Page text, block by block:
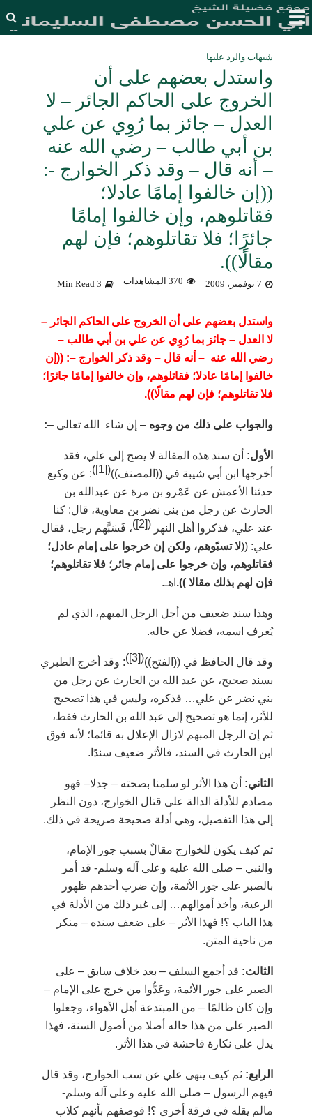
شبهات والرد عليها
واستدل بعضهم على أن
الخروج على الحاكم الجائر – لا
العدل – جائز بما رُوِي عن علي
بن أبي طالب – رضي الله عنه
– أنه قال – وقد ذكر الخوارج -:
((إن خالفوا إمامًا عادلا؛
فقاتلوهم، وإن خالفوا إمامًا
جائرًا؛ فلا تقاتلوهم؛ فإن لهم
مقالًا)).
7 نوفمبر، 2009 370 المشاهدات 3 Min Read
واستدل بعضهم على أن الخروج على الحاكم الجائر–
لا العدل– جائز بما رُوِي عن علي بن أبي طالب–
رضي الله عنه – أنه قال– وقد ذكر الخوارج–: ((إن
خالفوا إمامًا عادلا؛ فقاتلوهم، وإن خالفوا إمامًا جائرًا؛
فلا تقاتلوهم؛ فإن لهم مقالًا)).
والجواب على ذلك من وجوه– إن شاء الله تعالى –:
الأول: أن سند هذه المقالة لا يصح إلى علي، فقد
أخرجها ابن أبي شيبة في ((المصنف))(
[1]
): عن وكيع
حدثنا الأعمش عن عَمْرو بن مرة عن عبدالله بن
الحارث عن رجل من بني نضر بن معاوية، قال: كنا
عند علي، فذكروا أهل النهر(
[2]
)، فَسَبَّهم رجل، فقال
علي: ((لا تسبّوهم، ولكن إن خرجوا على إمام عادل؛
فقاتلوهم، وإن خرجوا على إمام جائر؛ فلا تقاتلوهم؛
فإن لهم بذلك مقالا )). اهـ.
وهذا سند ضعيف من أجل الرجل المبهم، الذي لم
يُعرف اسمه، فضلا عن حاله.
وقد قال الحافظ في ((الفتح))(
[3]
): وقد أخرج الطبري
بسند صحيح، عن عبد الله بن الحارث عن رجل من
بني نضر عن علي… فذكره، وليس في هذا تصحيح
للأثر، إنما هو تصحيح إلى عبد الله بن الحارث فقط،
ثم إن الرجل المبهم لازال الإعلال به قائما؛ لأنه فوق
ابن الحارث في السند، فالأثر ضعيف سندًا.
الثاني: أن هذا الأثر لو سلمنا بصحته– جدلا– فهو
مصادم للأدلة الدالة على قتال الخوارج، دون النظر
إلى هذا التفصيل، وهي أدلة صحيحة صريحة في ذلك.
ثم كيف يكون للخوارج مقالٌ بسبب جور الإمام،
والنبي– صلى الله عليه وعلى آله وسلم- قد أمر
بالصبر على جور الأئمة، وإن ضرب أحدهم ظهور
الرعية، وأخذ أموالهم… إلى غير ذلك من الأدلة في
هذا الباب ؟! فهذا الأثر– على ضعف سنده– منكر
من ناحية المتن.
الثالث: قد أجمع السلف– بعد خلاف سابق– على
الصبر على جور الأئمة، وعَدُّوا من خرج على الإمام–
وإن كان ظالمًَا– من المبتدعة أهل الأهواء، وجعلوا
الصبر على من هذا حاله أصلا من أصول السنة، فهذا
يدل على نكارة فاحشة في هذا الأثر.
الرابع: ثم كيف ينهى علي عن سب الخوارج، وقد قال
فيهم الرسول– صلى الله عليه وعلى آله وسلم-
مالم يقله في فرقة أخرى ؟! فوصفهم بأنهم كلاب